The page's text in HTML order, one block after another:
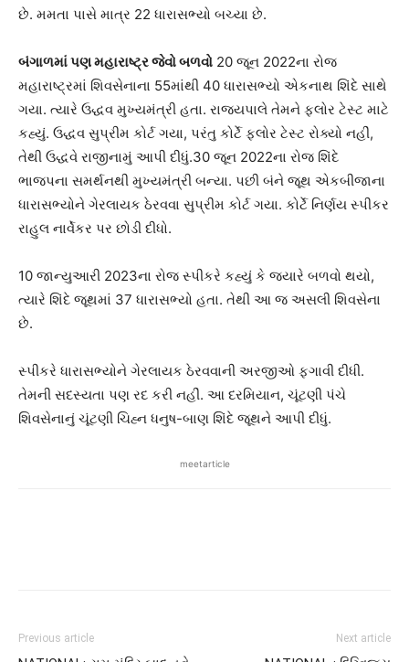
છે. મમતા પાસે માત્ર 22 ધારાસભ્યો બચ્યા છે.
બંગાળમાં પણ મહારાષ્ટ્ર જેવો બળવો 20 જૂન 2022ના રોજ
મહારાષ્ટ્રમાં શિવસેનાના 55માંથી 40 ધારાસભ્યો એકનાથ શિંદે સાથે
ગયા. ત્યારે ઉદ્ધવ મુખ્યમંત્રી હતા. રાજ્યપાલે તેમને ફ્લોર ટેસ્ટ માટે
કહ્યું. ઉદ્ધવ સુપ્રીમ કોર્ટ ગયા, પરંતુ કોર્ટે ફ્લોર ટેસ્ટ રોક્યો નહીં,
તેથી ઉદ્ધવે રાજીનામું આપી દીધું.30 જૂન 2022ના રોજ શિંદે
ભાજપના સમર્થનથી મુખ્યમંત્રી બન્યા. પછી બંને જૂથ એકબીજાના
ધારાસભ્યોને ગેરલાયક ઠેરવવા સુપ્રીમ કોર્ટ ગયા. કોર્ટે નિર્ણય સ્પીકર
રાહુલ નાર્વેકર પર છોડી દીધો.
10 જાન્યુઆરી 2023ના રોજ સ્પીકરે કહ્યું કે જ્યારે બળવો થયો,
ત્યારે શિંદે જૂથમાં 37 ધારાસભ્યો હતા. તેથી આ જ અસલી શિવસેના
છે.
સ્પીકરે ધારાસભ્યોને ગેરલાયક ઠેરવવાની અરજીઓ ફગાવી દીધી.
તેમની સદસ્યતા પણ રદ કરી નહીં. આ દરમિયાન, ચૂંટણી પંચે
શિવસેનાનું ચૂંટણી ચિહ્ન ધનુષ-બાણ શિંદે જૂથને આપી દીધું.
meetarticle
Previous article Next article